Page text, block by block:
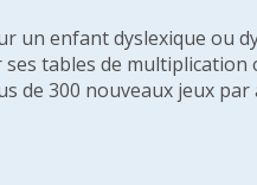
un enfant dyslexique ou
tables de
de 300 nouveaux jeux par